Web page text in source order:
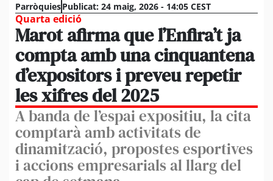
ParròquiesPublicat: 24 maig, 2026 - 14:05 CEST
Quarta edició
Marot afirma que l’Enfira’t ja
compta amb una cinquantena
d’expositors i preveu repetir
les xifres del 2025
A banda de l’espai expositiu, la cita
comptarà amb activitats de
dinamització, propostes esportives
i accions empresarials al llarg del